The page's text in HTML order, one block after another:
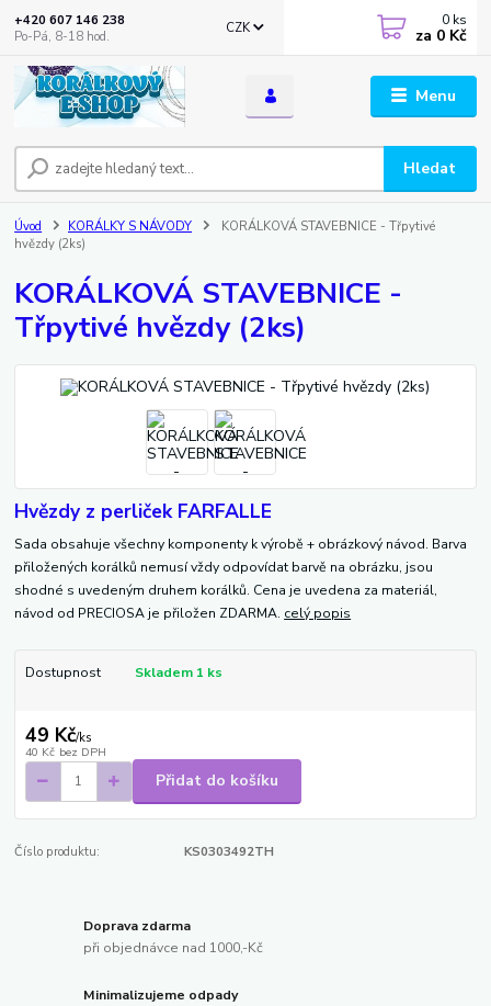
Menu
CZK
Hledat
+420 607 146 238
Po-Pá, 8-18 hod.
0 ks
za 0 Kč
Úvod KORÁLKY S NÁVODY
KORÁLKOVÁ STAVEBNICE - Třpytivé
hvězdy (2ks)
KORÁLKOVÁ STAVEBNICE -
Třpytivé hvězdy (2ks)
Hvězdy z perliček FARFALLE
Sada obsahuje všechny komponenty k výrobě + obrázkový návod. Barva
přiložených korálků nemusí vždy odpovídat barvě na obrázku, jsou
shodné s uvedeným druhem korálků. Cena je uvedena za materiál,
návod od PRECIOSA je přiložen ZDARMA. celý popis
Dostupnost Skladem 1 ks
49 Kč/ks
40 Kč bez DPH
Přidat do košíku
Číslo produktu: KS0303492TH
Doprava zdarma
při objednávce nad 1000,-Kč
Minimalizujeme odpady